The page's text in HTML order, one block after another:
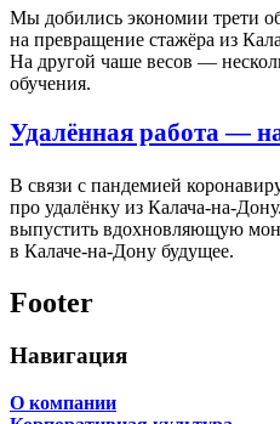
Мы добились экономии трети
на превращение стажёра из
На другой чаше весов —
обучения.
Удалённая работа —
В связи с пандемией
про удалёнку из Калача-на-
выпустить вдохновляющую
в Калаче-на-Дону будущее.
Footer
Навигация
О компании